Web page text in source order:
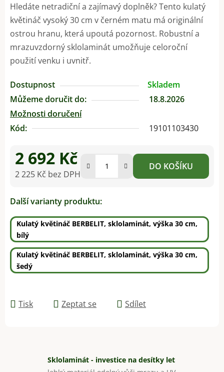
Hledáte netradiční a zajímavý doplněk? Tento kulatý
květináč vysoký 30 cm v černém matu má originální
ostrou hranu, která upoutá pozornost. Robustní a
mrazuvzdorný sklolaminát umožňuje celoroční
použití venku i uvnitř.
Dostupnost
Skladem
Můžeme doručit do:
18.8.2026
Možnosti doručení
Kód:
19101103430
2 692 Kč
2 225 Kč bez DPH
DO KOŠÍKU
Další varianty produktu:
Kulatý květináč BERBELIT, sklolaminát, výška 30 cm,
bílý
Kulatý květináč BERBELIT, sklolaminát, výška 30 cm,
šedý
Tisk Zeptat se Sdílet
Sklolaminát - investice na desítky let